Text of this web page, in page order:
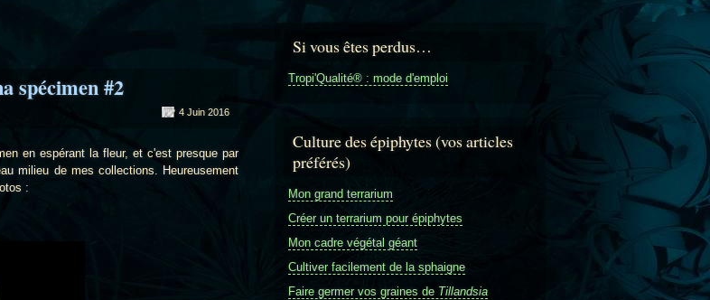
spécimen #2
4 Juin 2016
en espérant la fleur, et c'est presque par
milieu de mes collections. Heureusement
:
Si vous êtes perdus…
Tropi'Qualité® : mode d'emploi
Culture des épiphytes (vos articles
préférés)
Mon grand terrarium
Créer un terrarium pour épiphytes
Mon cadre végétal géant
Cultiver facilement de la sphaigne
Faire germer vos graines de Tillandsia